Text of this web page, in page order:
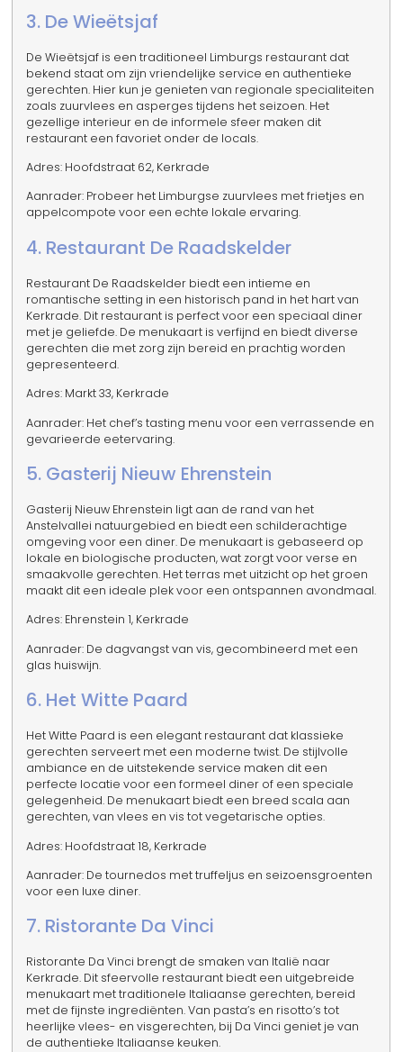
3. De Wieëtsjaf
De Wieëtsjaf is een traditioneel Limburgs restaurant dat
bekend staat om zijn vriendelijke service en authentieke
gerechten. Hier kun je genieten van regionale specialiteiten
zoals zuurvlees en asperges tijdens het seizoen. Het
gezellige interieur en de informele sfeer maken dit
restaurant een favoriet onder de locals.
Adres: Hoofdstraat 62, Kerkrade
Aanrader: Probeer het Limburgse zuurvlees met frietjes en
appelcompote voor een echte lokale ervaring.
4. Restaurant De Raadskelder
Restaurant De Raadskelder biedt een intieme en
romantische setting in een historisch pand in het hart van
Kerkrade. Dit restaurant is perfect voor een speciaal diner
met je geliefde. De menukaart is verfijnd en biedt diverse
gerechten die met zorg zijn bereid en prachtig worden
gepresenteerd.
Adres: Markt 33, Kerkrade
Aanrader: Het chef’s tasting menu voor een verrassende en
gevarieerde eetervaring.
5. Gasterij Nieuw Ehrenstein
Gasterij Nieuw Ehrenstein ligt aan de rand van het
Anstelvallei natuurgebied en biedt een schilderachtige
omgeving voor een diner. De menukaart is gebaseerd op
lokale en biologische producten, wat zorgt voor verse en
smaakvolle gerechten. Het terras met uitzicht op het groen
maakt dit een ideale plek voor een ontspannen avondmaal.
Adres: Ehrenstein 1, Kerkrade
Aanrader: De dagvangst van vis, gecombineerd met een
glas huiswijn.
6. Het Witte Paard
Het Witte Paard is een elegant restaurant dat klassieke
gerechten serveert met een moderne twist. De stijlvolle
ambiance en de uitstekende service maken dit een
perfecte locatie voor een formeel diner of een speciale
gelegenheid. De menukaart biedt een breed scala aan
gerechten, van vlees en vis tot vegetarische opties.
Adres: Hoofdstraat 18, Kerkrade
Aanrader: De tournedos met truffeljus en seizoensgroenten
voor een luxe diner.
7. Ristorante Da Vinci
Ristorante Da Vinci brengt de smaken van Italië naar
Kerkrade. Dit sfeervolle restaurant biedt een uitgebreide
menukaart met traditionele Italiaanse gerechten, bereid
met de fijnste ingrediënten. Van pasta’s en risotto’s tot
heerlijke vlees- en visgerechten, bij Da Vinci geniet je van
de authentieke Italiaanse keuken.